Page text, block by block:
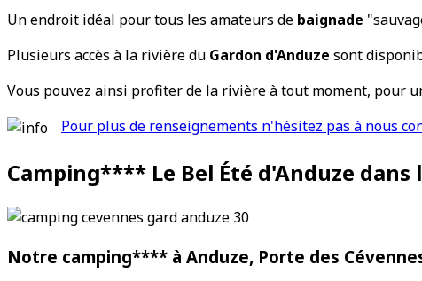
Un endroit idéal pour tous les amateurs de baignade
Plusieurs accès à la rivière du Gardon d'Anduze sont
Vous pouvez ainsi profiter de la rivière à tout moment, pour
Pour plus de renseignements n'hésitez pas à nous
Camping**** Le Bel Été d'Anduze dans
Notre camping**** à Anduze, Porte des